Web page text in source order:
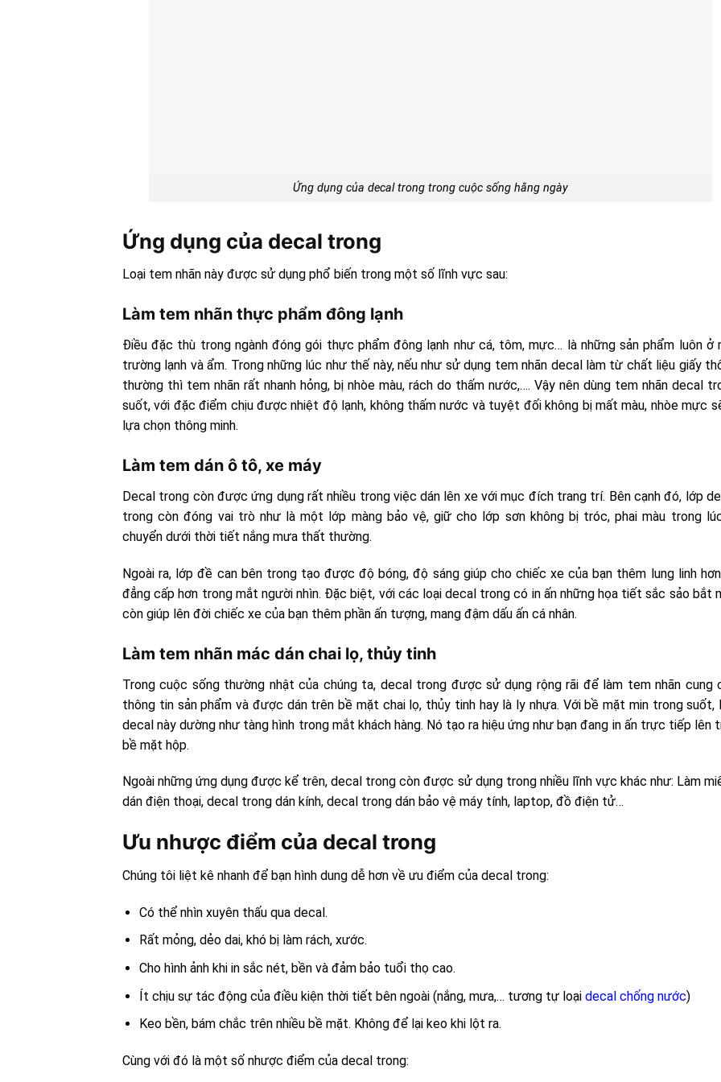
Ứng dụng của decal trong trong cuộc sống hằng ngày
Ứng dụng của decal trong
Loại tem nhãn này được sử dụng phổ biến trong một số lĩnh vực sau:
Làm tem nhãn thực phẩm đông lạnh
Điều đặc thù trong ngành đóng gói thực phẩm đông lạnh như cá, tôm, mực… là những sản phẩm luôn ở
trường lạnh và ẩm. Trong những lúc như thế này, nếu như sử dụng tem nhãn decal làm từ chất liệu giấy
thường thì tem nhãn rất nhanh hỏng, bị nhòe màu, rách do thấm nước,…. Vậy nên dùng tem nhãn decal
suốt, với đặc điểm chịu được nhiệt độ lạnh, không thấm nước và tuyệt đối không bị mất màu, nhòe mực
lựa chọn thông minh.
Làm tem dán ô tô, xe máy
Decal trong còn được ứng dụng rất nhiều trong việc dán lên xe với mục đích trang trí. Bên cạnh đó, lớp
trong còn đóng vai trò như là một lớp màng bảo vệ, giữ cho lớp sơn không bị tróc, phai màu trong
chuyển dưới thời tiết nắng mưa thất thường.
Ngoài ra, lớp đề can bên trong tạo được độ bóng, độ sáng giúp cho chiếc xe của bạn thêm lung linh
đẳng cấp hơn trong mắt người nhìn. Đặc biệt, với các loại decal trong có in ấn những họa tiết sắc sảo bắt
còn giúp lên đời chiếc xe của bạn thêm phần ấn tượng, mang đậm dấu ấn cá nhân.
Làm tem nhãn mác dán chai lọ, thủy tinh
Trong cuộc sống thường nhật của chúng ta, decal trong được sử dụng rộng rãi để làm tem nhãn cung
thông tin sản phẩm và được dán trên bề mặt chai lọ, thủy tinh hay là ly nhựa. Với bề mặt min trong suốt,
decal này dường như tàng hình trong mắt khách hàng. Nó tạo ra hiệu ứng như bạn đang in ấn trực tiếp lên
bề mặt hộp.
Ngoài những ứng dụng được kể trên, decal trong còn được sử dụng trong nhiều lĩnh vực khác như: Làm
dán điện thoại, decal trong dán kính, decal trong dán bảo vệ máy tính, laptop, đồ điện tử…
Ưu nhược điểm của decal trong
Chúng tôi liệt kê nhanh để bạn hình dung dễ hơn về ưu điểm của decal trong:
Có thể nhìn xuyên thấu qua decal.
Rất mỏng, dẻo dai, khó bị làm rách, xước.
Cho hình ảnh khi in sắc nét, bền và đảm bảo tuổi thọ cao.
Ít chịu sự tác động của điều kiện thời tiết bên ngoài (nắng, mưa,… tương tự loại decal chống nước)
Keo bền, bám chắc trên nhiều bề mặt. Không để lại keo khi lột ra.
Cùng với đó là một số nhược điểm của decal trong: